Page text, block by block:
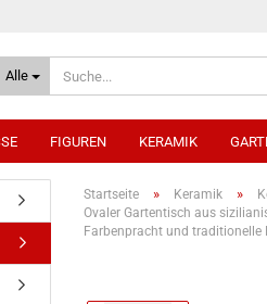
Alle
FIGUREN KERAMIK
Startseite » Keramik »
Ovaler Gartentisch aus
Farbenpracht und traditionelle